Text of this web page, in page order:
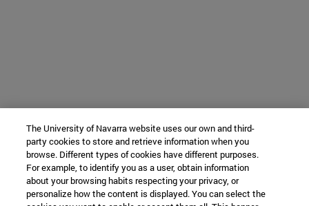
The University of Navarra website uses our own and third-
party cookies to store and retrieve information when you
browse. Different types of cookies have different purposes.
For example, to identify you as a user, obtain information
about your browsing habits respecting your privacy, or
personalize how the content is displayed. You can select the